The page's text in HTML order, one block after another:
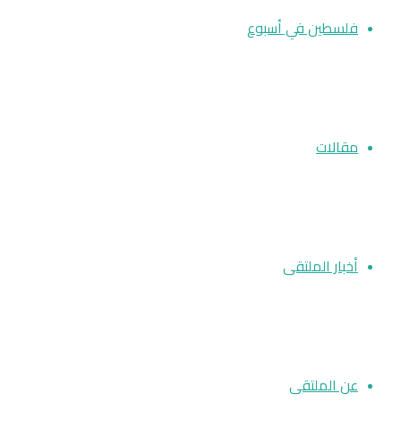
فلسطين في أسبوع
مقالات
أخبار الملتقى
عن الملتقى